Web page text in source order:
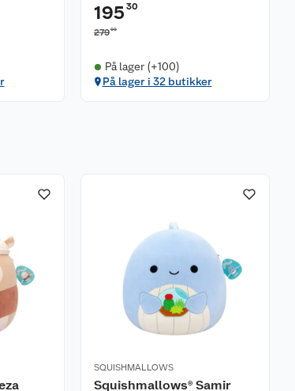
195 30
27900
På lager (+100)
På lager i 32 butikker
SQUISHMALLOWS
Squishmallows® Samir